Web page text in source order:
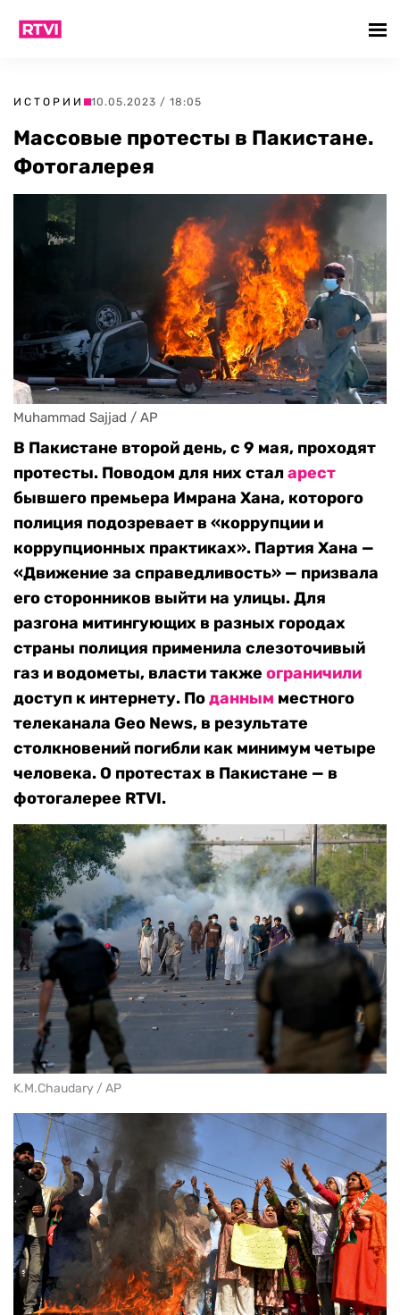
ИСТОРИИ 10.05.2023 / 18:05
Массовые протесты в Пакистане.
Фотогалерея
Muhammad Sajjad / AP
В Пакистане второй день, с 9 мая, проходят
протесты. Поводом для них сталарест
бывшего премьера Имрана Хана, которого
полиция подозревает в «коррупции и
коррупционных практиках». Партия Хана —
«Движение за справедливость» — призвала
его сторонников выйти на улицы. Для
разгона митингующих в разных городах
страны полиция применила слезоточивый
газ и водометы, власти также ограничили
доступ к интернету. Поданным местного
телеканала Geo News, в результате
столкновений погибли как минимум четыре
человека. О протестах в Пакистане — в
фотогалерее RTVI.
K.M.Chaudary / AP